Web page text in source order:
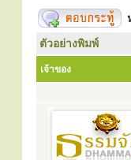
ตัวอย่างพิมพ์
เจ้าของ